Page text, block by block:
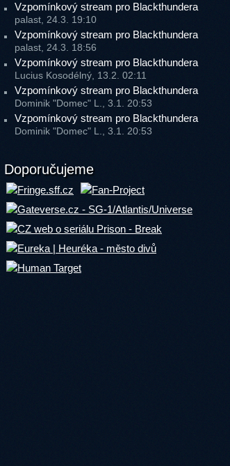
Vzpomínkový stream pro Blackthundera
palast, 24.3. 19:10
Vzpomínkový stream pro Blackthundera
palast, 24.3. 18:56
Vzpomínkový stream pro Blackthundera
Lucius Kosodélný, 13.2. 02:11
Vzpomínkový stream pro Blackthundera
Dominik "Domec" L., 3.1. 20:53
Vzpomínkový stream pro Blackthundera
Dominik "Domec" L., 3.1. 20:53
Doporučujeme